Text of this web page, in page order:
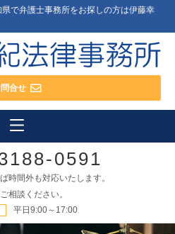
で弁護士事務所をお探しの方は伊藤幸
合せ
0591
時間外も対応いたします。
相談ください。
平日9:00～17:00